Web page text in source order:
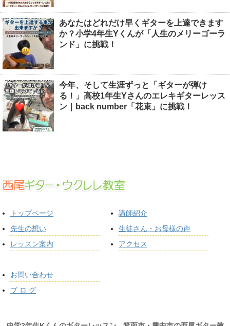
あなたはどれだけ早くギターを上達できます
か？小学4年生Yくんが「人生のメリーゴーラ
ンド」に挑戦！
今年、そして生涯ずっと「ギターが弾け
る！」高校1年生Yさんのエレキギターレッス
ン｜back number「花束」に挑戦！
トップページ
先生の想い
レッスン案内
講師紹介
生徒さん・お母様の声
アクセス
お問い合わせ
ブ ロ グ